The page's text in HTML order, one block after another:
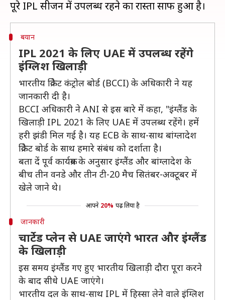
बयान
IPL 2021 के लिए UAE में उपलब्ध रहेंगे
इंग्लिश खिलाड़ी
भारतीय क्रिकेट कंट्रोल बोर्ड (BCCI) के अधिकारी ने यह
जानकारी दी है।
BCCI अधिकारी ने ANI से इस बारे में कहा, "इंग्लैंड के
खिलाड़ी IPL 2021 के लिए UAE में उपलब्ध रहेंगे। हमें
हरी झंडी मिल गई है। यह ECB के साथ-साथ बांग्लादेश
क्रिकेट बोर्ड के साथ हमारे संबंध को दर्शाता है।
बता दें पूर्व कार्यक्रम के अनुसार इंग्लैंड और बांग्लादेश के
बीच तीन वनडे और तीन टी-20 मैच सितंबर-अक्टूबर में
खेले जाने थे।
आपने 20% पढ़ लिया है
जानकारी
चार्टेड प्लेन से UAE जाएंगे भारत और इंग्लैंड
के खिलाड़ी
इस समय इंग्लैंड गए हुए भारतीय खिलाड़ी दौरा पूरा करने
के बाद सीधे UAE जाएंगे।
भारतीय दल के साथ-साथ IPL में हिस्सा लेने वाले इंग्लिश